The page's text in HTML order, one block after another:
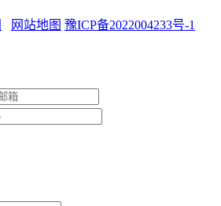
网站地图 豫ICP备2022004233号-1